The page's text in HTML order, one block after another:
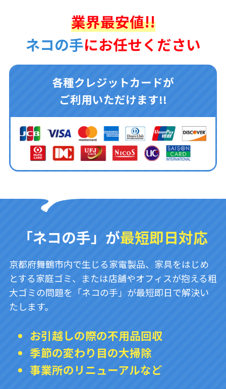
業界最安値!!
ネコの手にお任せください
各種クレジットカードが
ご利用いただけます!!
「ネコの手」が最短即日対応
京都府舞鶴市内で生じる家電製品、家具をはじめ
とする家庭ゴミ、または店舗やオフィスが抱える粗
大ゴミの問題を「ネコの手」が最短即日で解決い
たします。
お引越しの際の不用品回収
季節の変わり目の大掃除
事業所のリニューアルなど